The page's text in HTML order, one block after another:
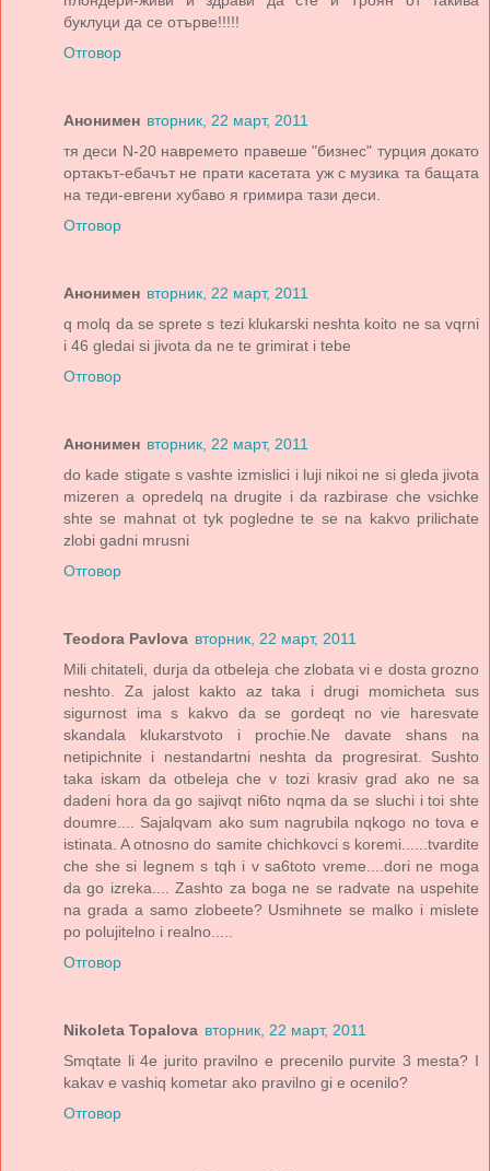
буклуци да се отърве!!!!!
Отговор
Анонимен вторник, 22 март, 2011
тя деси N-20 навремето правеше "бизнес" турция докато
ортакът-ебачът не прати касетата уж с музика та бащата
на теди-евгени хубаво я гримира тази деси.
Отговор
Анонимен вторник, 22 март, 2011
q molq da se sprete s tezi klukarski neshta koito ne sa vqrni
i 46 gledai si jivota da ne te grimirat i tebe
Отговор
Анонимен вторник, 22 март, 2011
do kade stigate s vashte izmislici i luji nikoi ne si gleda jivota
mizeren a opredelq na drugite i da razbirase che vsichke
shte se mahnat ot tyk pogledne te se na kakvo prilichate
zlobi gadni mrusni
Отговор
Teodora Pavlova вторник, 22 март, 2011
Mili chitateli, durja da otbeleja che zlobata vi e dosta grozno
neshto. Za jalost kakto az taka i drugi momicheta sus
sigurnost ima s kakvo da se gordeqt no vie haresvate
skandala klukarstvoto i prochie.Ne davate shans na
netipichnite i nestandartni neshta da progresirat. Sushto
taka iskam da otbeleja che v tozi krasiv grad ako ne sa
dadeni hora da go sajivqt ni6to nqma da se sluchi i toi shte
doumre.... Sajalqvam ako sum nagrubila nqkogo no tova e
istinata. A otnosno do samite chichkovci s koremi......tvardite
che she si legnem s tqh i v sa6toto vreme....dori ne moga
da go izreka.... Zashto za boga ne se radvate na uspehite
na grada a samo zlobeete? Usmihnete se malko i mislete
po polujitelno i realno.....
Отговор
Nikoleta Topalova вторник, 22 март, 2011
Smqtate li 4e jurito pravilno e precenilo purvite 3 mesta? I
kakav e vashiq kometar ako pravilno gi e ocenilo?
Отговор